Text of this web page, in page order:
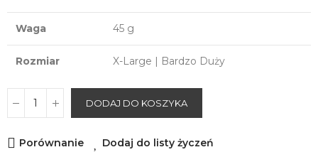
Waga 45 g
Rozmiar X-Large | Bardzo Duży
DODAJ DO KOSZYKA
Porównanie Dodaj do listy życzeń